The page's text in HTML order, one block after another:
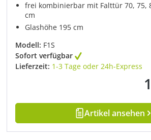
frei kombinierbar mit Falttür 70, 75,
cm
Glashöhe 195 cm
Modell: F1S
Sofort verfügbar
Lieferzeit: 1-3 Tage oder 24h-Express
Artikel ansehen